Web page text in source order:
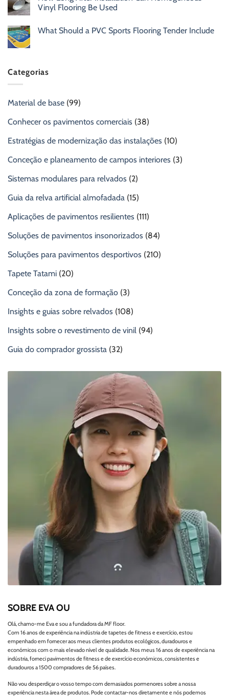
Vinyl Flooring Be Used
What Should a PVC Sports Flooring Tender Include
Categorias
Material de base (99)
Conhecer os pavimentos comerciais (38)
Estratégias de modernização das instalações (10)
Conceção e planeamento de campos interiores (3)
Sistemas modulares para relvados (2)
Guia da relva artificial almofadada (15)
Aplicações de pavimentos resilientes (111)
Soluções de pavimentos insonorizados (84)
Soluções para pavimentos desportivos (210)
Tapete Tatami (20)
Conceção da zona de formação (3)
Insights e guias sobre relvados (108)
Insights sobre o revestimento de vinil (94)
Guia do comprador grossista (32)
SOBRE EVA OU
Olá, chamo-me Eva e sou a fundadora da MF floor.
Com 16 anos de experiência na indústria de tapetes de fitness e exercício, estou
empenhado em fornecer aos meus clientes produtos ecológicos, duradouros e
económicos com o mais elevado nível de qualidade. Nos meus 16 anos de experiência na
indústria, forneci pavimentos de fitness e de exercício económicos, consistentes e
duradouros a 1500 compradores de 56 países.
Não vou desperdiçar o vosso tempo com demasiados pormenores sobre a nossa
experiência nesta área de produtos. Pode contactar-nos diretamente e nós podemos